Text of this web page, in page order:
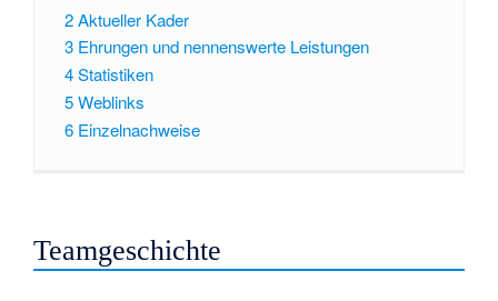
2Aktueller Kader
3 Ehrungen und nennenswerte Leistungen
4Statistiken
5Weblinks
6 Einzelnachweise
Teamgeschichte